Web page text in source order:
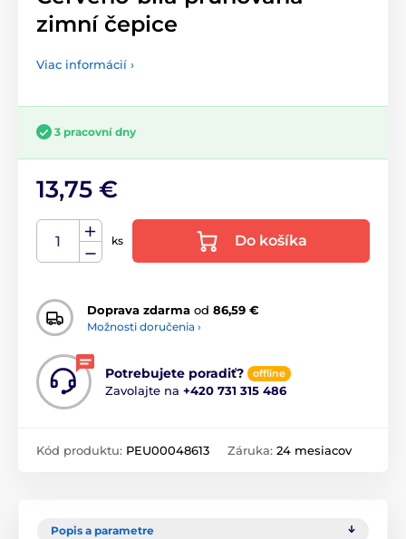
zimní čepice
Viac informácií ›
3 pracovní dny
13,75 €
ks Do košíka
Doprava zdarma od 86,59 €
Možnosti doručenia ›
Potrebujete poradiť? offline
Zavolajte na +420 731 315 486
Kód produktu: PEU00048613 Záruka: 24 mesiacov
Popis a parametre